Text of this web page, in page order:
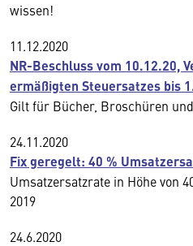
wissen!
11.12.2020
NR-Beschluss vom 10.12.20,
ermäßigten Steuersatzes bis
Gilt für Bücher, Broschüren
24.11.2020
Fix geregelt: 40 %
Umsatzersatzrate in Höhe von
2019
24.6.2020